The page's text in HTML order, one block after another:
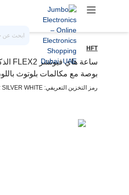
HFT
بوصة مع مكالمات بلوتوث
رمز التخزين التعريفي: FLEX2 SILVER WHITE